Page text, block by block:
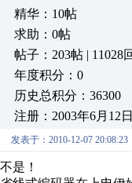
精华：10帖
求助：0帖
帖子：203帖 | 11028
年度积分：0
历史总积分：36300
注册：2003年6月12日
发表于：2010-12-07 20:08:23
不是！